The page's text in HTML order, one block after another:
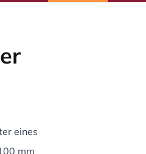
eines
mm